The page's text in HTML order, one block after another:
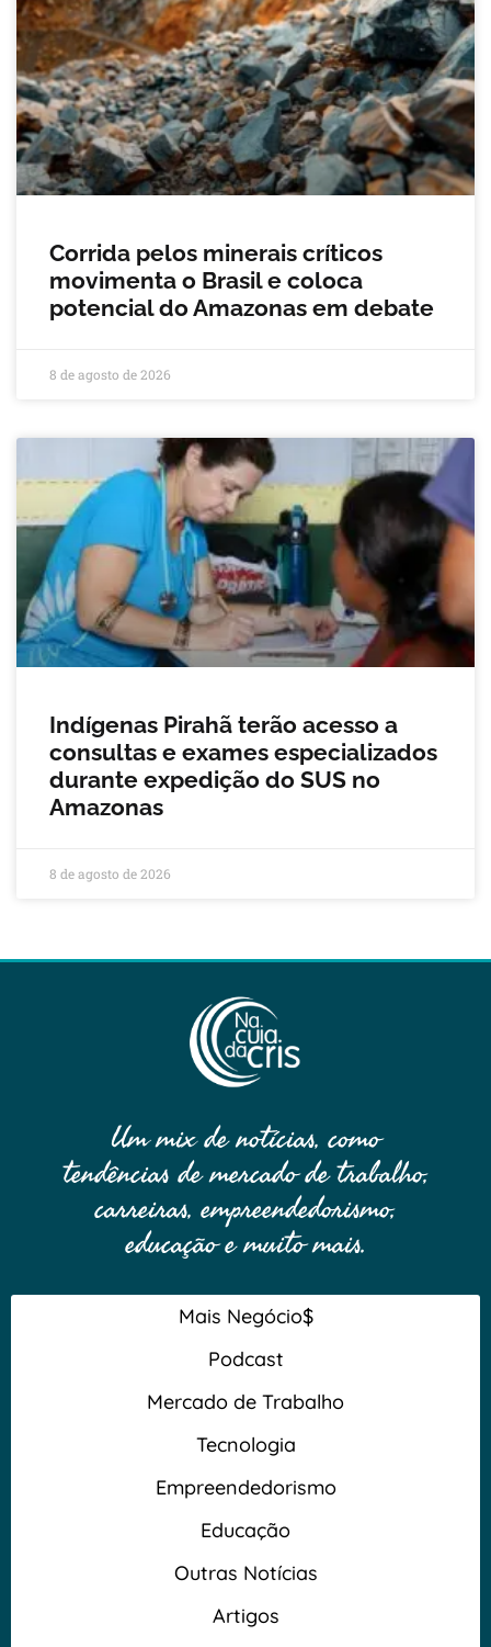
Corrida pelos minerais críticos
movimenta o Brasil e coloca
potencial do Amazonas em debate
8 de agosto de 2026
Indígenas Pirahã terão acesso a
consultas e exames especializados
durante expedição do SUS no
Amazonas
8 de agosto de 2026
Um mix de notícias, como
tendências de mercado de trabalho,
carreiras, empreendedorismo,
educação e muito mais.
Mais Negócio$
Podcast
Mercado de Trabalho
Tecnologia
Empreendedorismo
Educação
Outras Notícias
Artigos